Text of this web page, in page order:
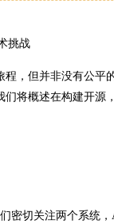
，但并非没有公平
将概述在构建开源
切关注两个系统，